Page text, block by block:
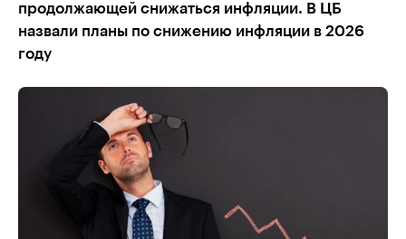
продолжающей снижаться инфляции. В ЦБ
назвали планы по снижению инфляции в 2026
году